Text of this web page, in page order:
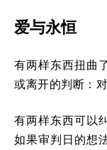
爱与永恒
有两样东西扭曲
或离开的判断：
有两样东西可以
如果审判日的想